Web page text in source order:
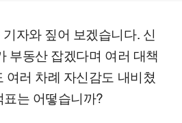
자와 짚어 보겠습니다. 신
부동산 잡겠다며 여러 대책
여러 차례 자신감도 내비쳤
는 어떻습니까?